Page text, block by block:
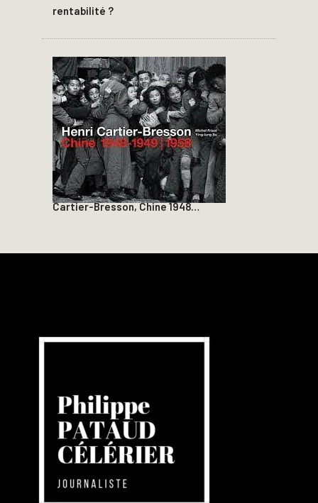
rentabilité ?
Cartier-Bresson, Chine 1948…